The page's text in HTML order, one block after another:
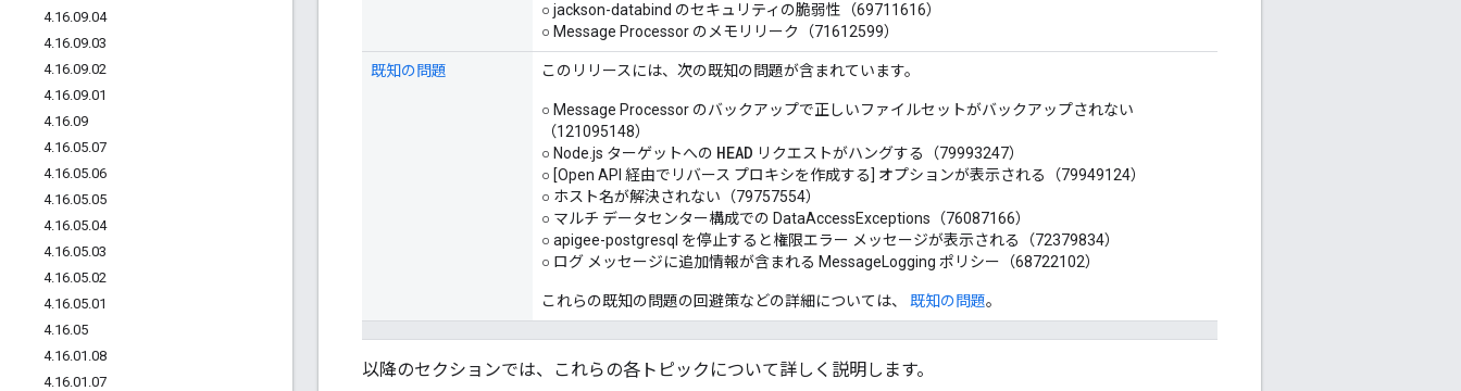
4.16.09.04
4.16.09.03
4.16.09.02
4.16.09.01
4.16.09
4.16.05.07
4.16.05.06
4.16.05.05
4.16.05.04
4.16.05.03
4.16.05.02
4.16.05.01
4.16.05
4.16.01 .08
4.16.01 .07
○ jackson-databind のセキュリティの脆弱性（69711616）
○ Message Processor のメモリリーク（71612599）
既知の問題 このリリースには、次の既知の問題が含まれています。
○ Message Processor のバックアップで正しいファイルセットがバックアップされない
（121095148）
○ Node.js ターゲットへの HEAD リクエストがハングする（79993247）
○ [Open API 経由でリバース プロキシを作成する] オプションが表示される（79949124）
○ ホスト名が解決されない（79757554）
○ マルチ データセンター構成での DataAccessExceptions（76087166）
○ apigee-postgresql を停止すると権限エラー メッセージが表示される（72379834）
○ ログ メッセージに追加情報が含まれる MessageLogging ポリシー（68722102）
これらの既知の問題の回避策などの詳細については、 既知の問題。
以降のセクションでは、これらの各トピックについて詳しく説明します。